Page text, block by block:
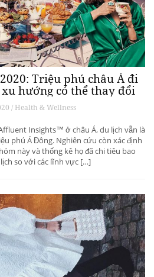
Triệu phú châu Á đi
hướng có thể thay đổi
lịch thượng lưu
/ Health & Wellness
Insights™ ở châu Á, du lịch vẫn là
phú Á Đông. Nghiên cứu còn xác định
này và thống kê họ đã chi tiêu bao
so với các lĩnh vực […]